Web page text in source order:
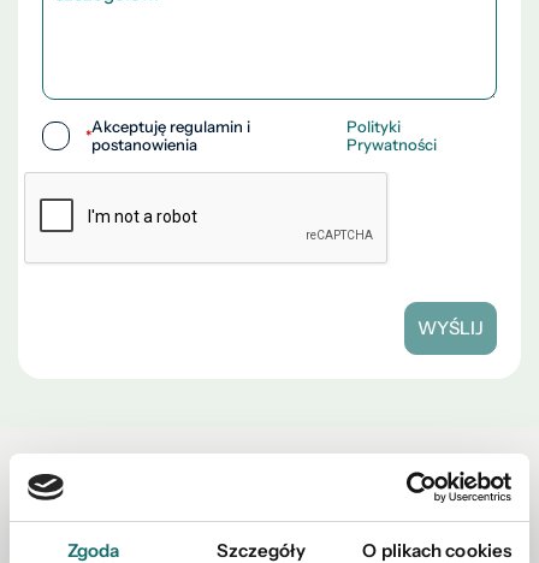
Zgoda Szczegóły O plikach cookies
*Akceptuję regulamin i
postanowienia
Polityki
Prywatności
WYŚLIJ
Zobacz również w okolicy